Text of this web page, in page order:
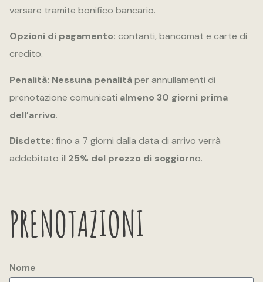
versare tramite bonifico bancario.
Opzioni di pagamento: contanti, bancomat e carte di
credito.
Penalità: Nessuna penalitàper annullamenti di
prenotazione comunicati almeno 30 giorni prima
dell’arrivo.
Disdette: fino a 7 giorni dalla data di arrivo verrà
addebitato il 25% del prezzo di soggiorno.
PRENOTAZIONI
Nome